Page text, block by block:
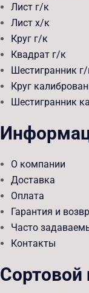
Лист г/к
Лист х/к
Круг г/к
Квадрат г/к
Шестигранник
Круг
Шестигранник
О компании
Доставка
Оплата
Гарантия и
Часто
Контакты
Сортовой